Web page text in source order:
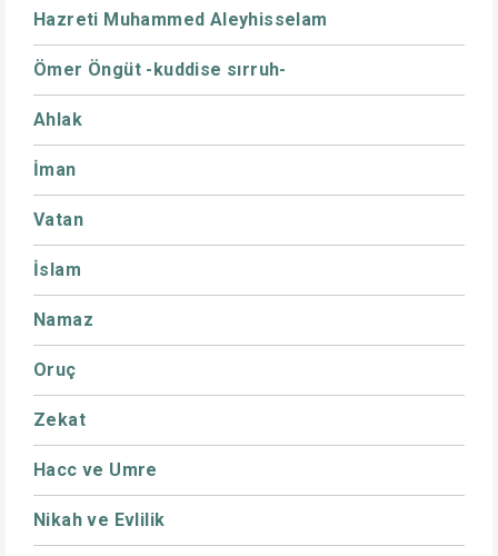
Hazreti Muhammed Aleyhisselam
Ömer Öngüt -kuddise sırruh-
Ahlak
İman
Vatan
İslam
Namaz
Oruç
Zekat
Hacc ve Umre
Nikah ve Evlilik